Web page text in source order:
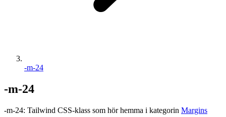
-m-24
-m-24
-m-24: Tailwind CSS-klass som hör hemma i kategorin Margins